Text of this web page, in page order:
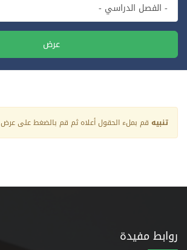
عرض
تنبيه قم بملء الحقول أعلاه ثم قم بالضغط على عرض
روابط مفيدة